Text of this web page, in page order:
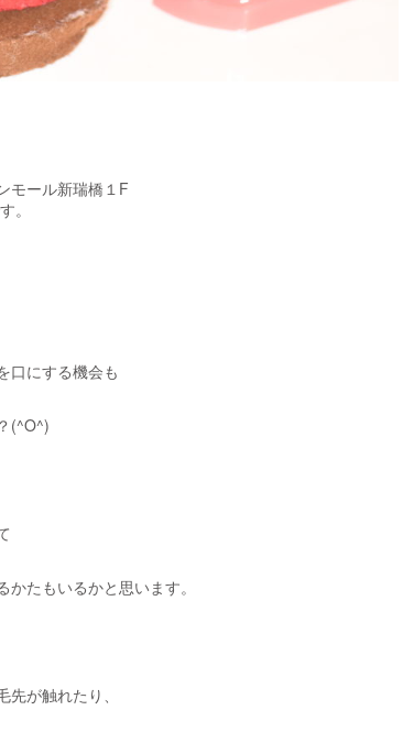
モール新瑞橋１F
。
口にする機会も
(^O^)
たもいるかと思います。
が触れたり、